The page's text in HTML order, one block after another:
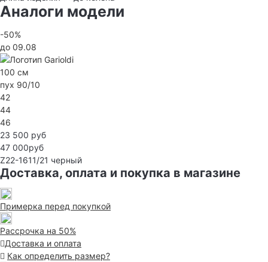
Аналоги модели
-50%
до 09.08
100 см
пух 90/10
42
44
46
23 500 руб
47 000руб
Z22-1611/21 черный
Доставка, оплата и покупка в магазине
Примерка перед покупкой
Рассрочка на 50%
Доставка и оплата
Как определить размер?